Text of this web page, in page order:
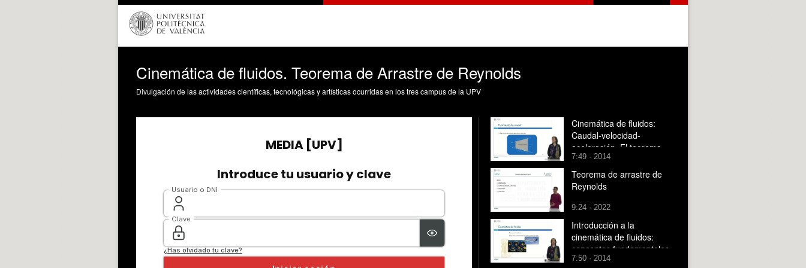
Cinemática de fluidos. Teorema de Arrastre de Reynolds
Divulgación de las actividades científicas, tecnológicas y artísticas ocurridas en los tres campus de la UPV
Cinemática de fluidos:
Caudal-velocidad-
aceleración. El teorema
de arrastre de Reynolds
7:49 · 2014
Teorema de arrastre de
Reynolds
9:24 · 2022
Introducción a la
cinemática de fluidos:
conceptos fundamentales
7:50 · 2014